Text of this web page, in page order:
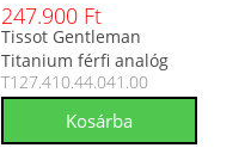
247.900 Ft
Tissot Gentleman
Titanium férfi analóg
karóra
T127.410.44.041.00
T127.410.44.041.00